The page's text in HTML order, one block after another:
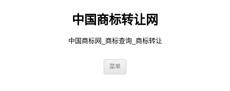
中国商标转让网
中国商标网_商标查询_商标转让
菜单